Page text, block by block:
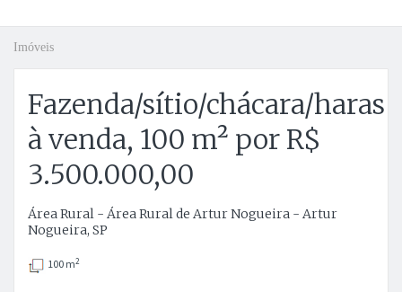
Imóveis
Fazenda/sítio/chácara/haras
à venda, 100 m² por R$
3.500.000,00
Área Rural - Área Rural de Artur Nogueira - Artur
Nogueira, SP
100 m2